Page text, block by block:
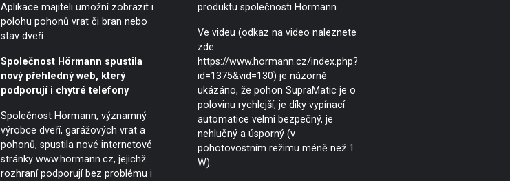
Aplikace majiteli umožní zobrazit i
polohu pohonů vrat či bran nebo
stav dveří.
Společnost Hörmann spustila
nový přehledný web, který
podporují i chytré telefony
Společnost Hörmann, významný
výrobce dveří, garážových vrat a
pohonů, spustila nové internetové
stránky www.hormann.cz, jejichž
rozhraní podporují bez problému i
produktu společnosti Hörmann.
Ve videu (odkaz na video naleznete
zde
https://www.hormann.cz/index.php?
id=1375&vid=130) je názorně
ukázáno, že pohon SupraMatic je o
polovinu rychlejší, je díky vypínací
automatice velmi bezpečný, je
nehlučný a úsporný (v
pohotovostním režimu méně než 1
W).